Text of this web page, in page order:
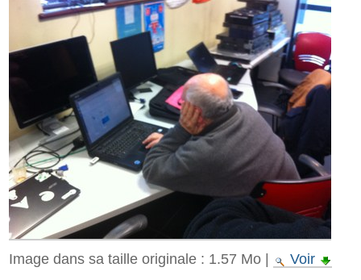
Image dans sa taille originale : 1.57 Mo|
Voir